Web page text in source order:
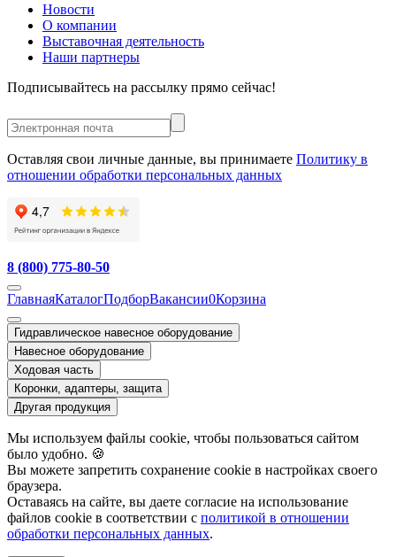
Новости
О компании
Выставочная деятельность
Наши партнеры
Подписывайтесь на рассылку прямо сейчас!
Оставляя свои личные данные, вы принимаете Политику в
отношении обработки персональных данных
8 (800) 775-80-50
ГлавнаяКаталогПодборВакансии0Корзина
Гидравлическое навесное оборудование
Навесное оборудование
Ходовая часть
Коронки, адаптеры, защита
Другая продукция
Мы используем файлы cookie, чтобы пользоваться сайтом
было удобно. 🍪
Вы можете запретить сохранение cookie в настройках своего
браузера.
Оставаясь на сайте, вы даете согласие на использование
файлов cookie в соответствии с политикой в отношении
обработки персональных данных.